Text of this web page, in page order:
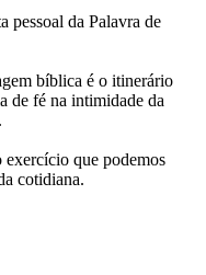
pessoal da Palavra de
bíblica é o itinerário
de fé na intimidade da
que podemos
cotidiana.